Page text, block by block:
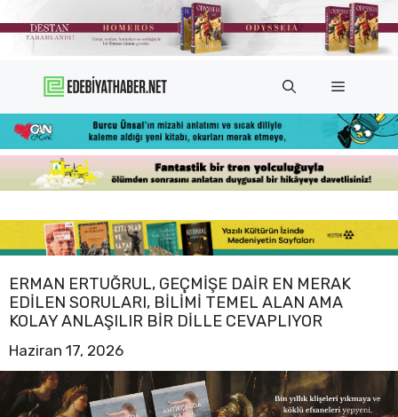
atla
Menü
ERMAN ERTUĞRUL, GEÇMIŞE DAIR EN MERAK
EDILEN SORULARI, BILIMI TEMEL ALAN AMA
KOLAY ANLAŞILIR BIR DILLE CEVAPLIYOR
Haziran 17, 2026